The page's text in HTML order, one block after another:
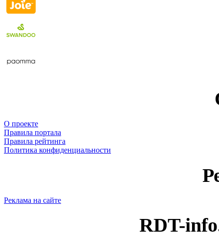
О проекте
Правила портала
Правила рейтинга
Политика конфиденциальности
Реклама на сайте
RDT-